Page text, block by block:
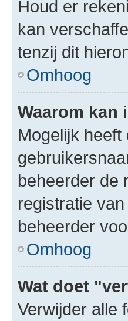
Houd er
kan
tenzij dit
Omhoog
Waarom kan
Mogelijk
beheerder de
registratie
beheerder
Omhoog
Wat doet
Verwijder alle